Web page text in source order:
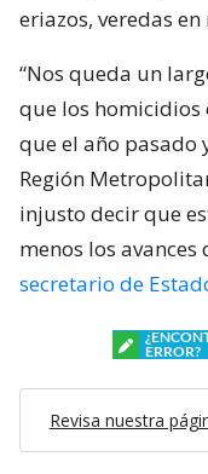
eriazos, veredas
“Nos queda un
que los homicidios
que el año pasado
Región
injusto decir que
menos los avances
secretario de
ERROR?
Revisa nuestra